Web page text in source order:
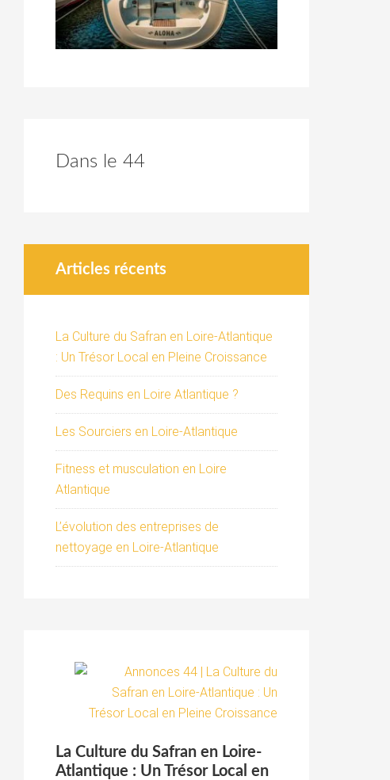
Dans le 44
Articles récents
La Culture du Safran en Loire-Atlantique
: Un Trésor Local en Pleine Croissance
Des Requins en Loire Atlantique ?
Les Sourciers en Loire-Atlantique
Fitness et musculation en Loire
Atlantique
L’évolution des entreprises de
nettoyage en Loire-Atlantique
La Culture du Safran en Loire-
Atlantique : Un Trésor Local en